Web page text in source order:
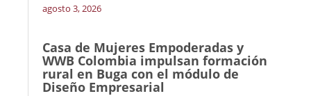
agosto 3, 2026
Casa de Mujeres Empoderadas y
WWB Colombia impulsan formación
rural en Buga con el módulo de
Diseño Empresarial